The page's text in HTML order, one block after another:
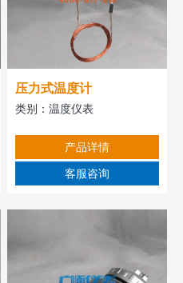
压力式温度计
类别：温度仪表
产品详情
客服咨询